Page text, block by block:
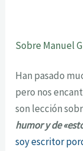
Sobre Manuel
Han pasado
pero nos
son lección
humor y de
soy escritor